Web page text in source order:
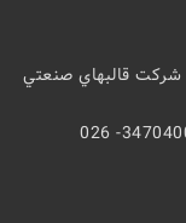
شركت قالبهاي صنعتي